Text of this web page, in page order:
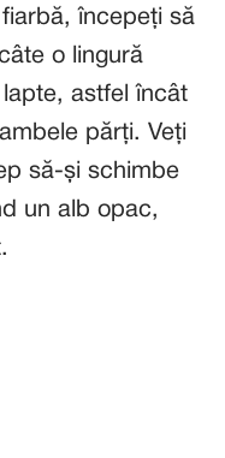
începeți să
o lingură
astfel încât
părți. Veți
să-și schimbe
un alb opac,